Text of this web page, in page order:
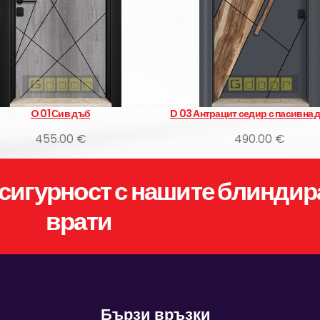
O 01 Сив дъб
455.00 €
D 03 Антрацит седир с пасивна
490.00 €
с нашите
врати
Бързи връзки